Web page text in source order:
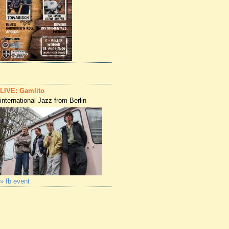
LIVE: Gamlito
international Jazz from Berlin
» fb event